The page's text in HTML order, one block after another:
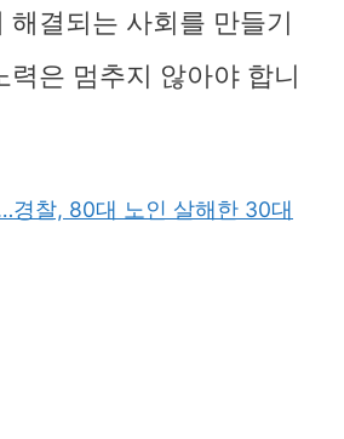
해결되는 사회를 만들기
력은 멈추지 않아야 합니
경찰, 80대 노인 살해한 30대